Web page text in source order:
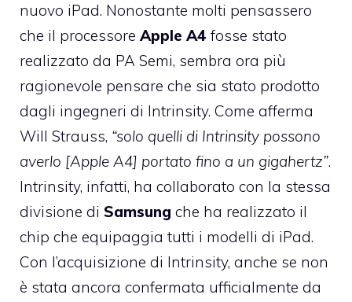
nuovo iPad. Nonostante molti pensassero
che il processore Apple A4 fosse stato
realizzato da PA Semi, sembra ora più
ragionevole pensare che sia stato prodotto
dagli ingegneri di Intrinsity. Come afferma
Will Strauss, “solo quelli di Intrinsity possono
averlo [Apple A4] portato fino a un gigahertz”.
Intrinsity, infatti, ha collaborato con la stessa
divisione di Samsung che ha realizzato il
chip che equipaggia tutti i modelli di iPad.
Con l’acquisizione di Intrinsity, anche se non
è stata ancora confermata ufficialmente da